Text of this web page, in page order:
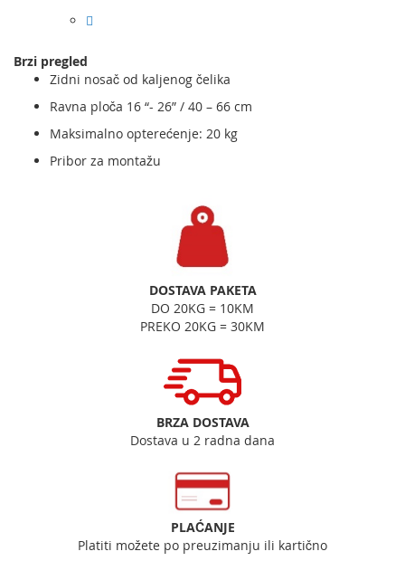
Brzi pregled
Zidni nosač od kaljenog čelika
Ravna ploča 16 “- 26” / 40 – 66 cm
Maksimalno opterećenje: 20 kg
Pribor za montažu
DOSTAVA PAKETA
DO 20KG = 10KM
PREKO 20KG = 30KM
BRZA DOSTAVA
Dostava u 2 radna dana
PLAĆANJE
Platiti možete po preuzimanju ili kartično